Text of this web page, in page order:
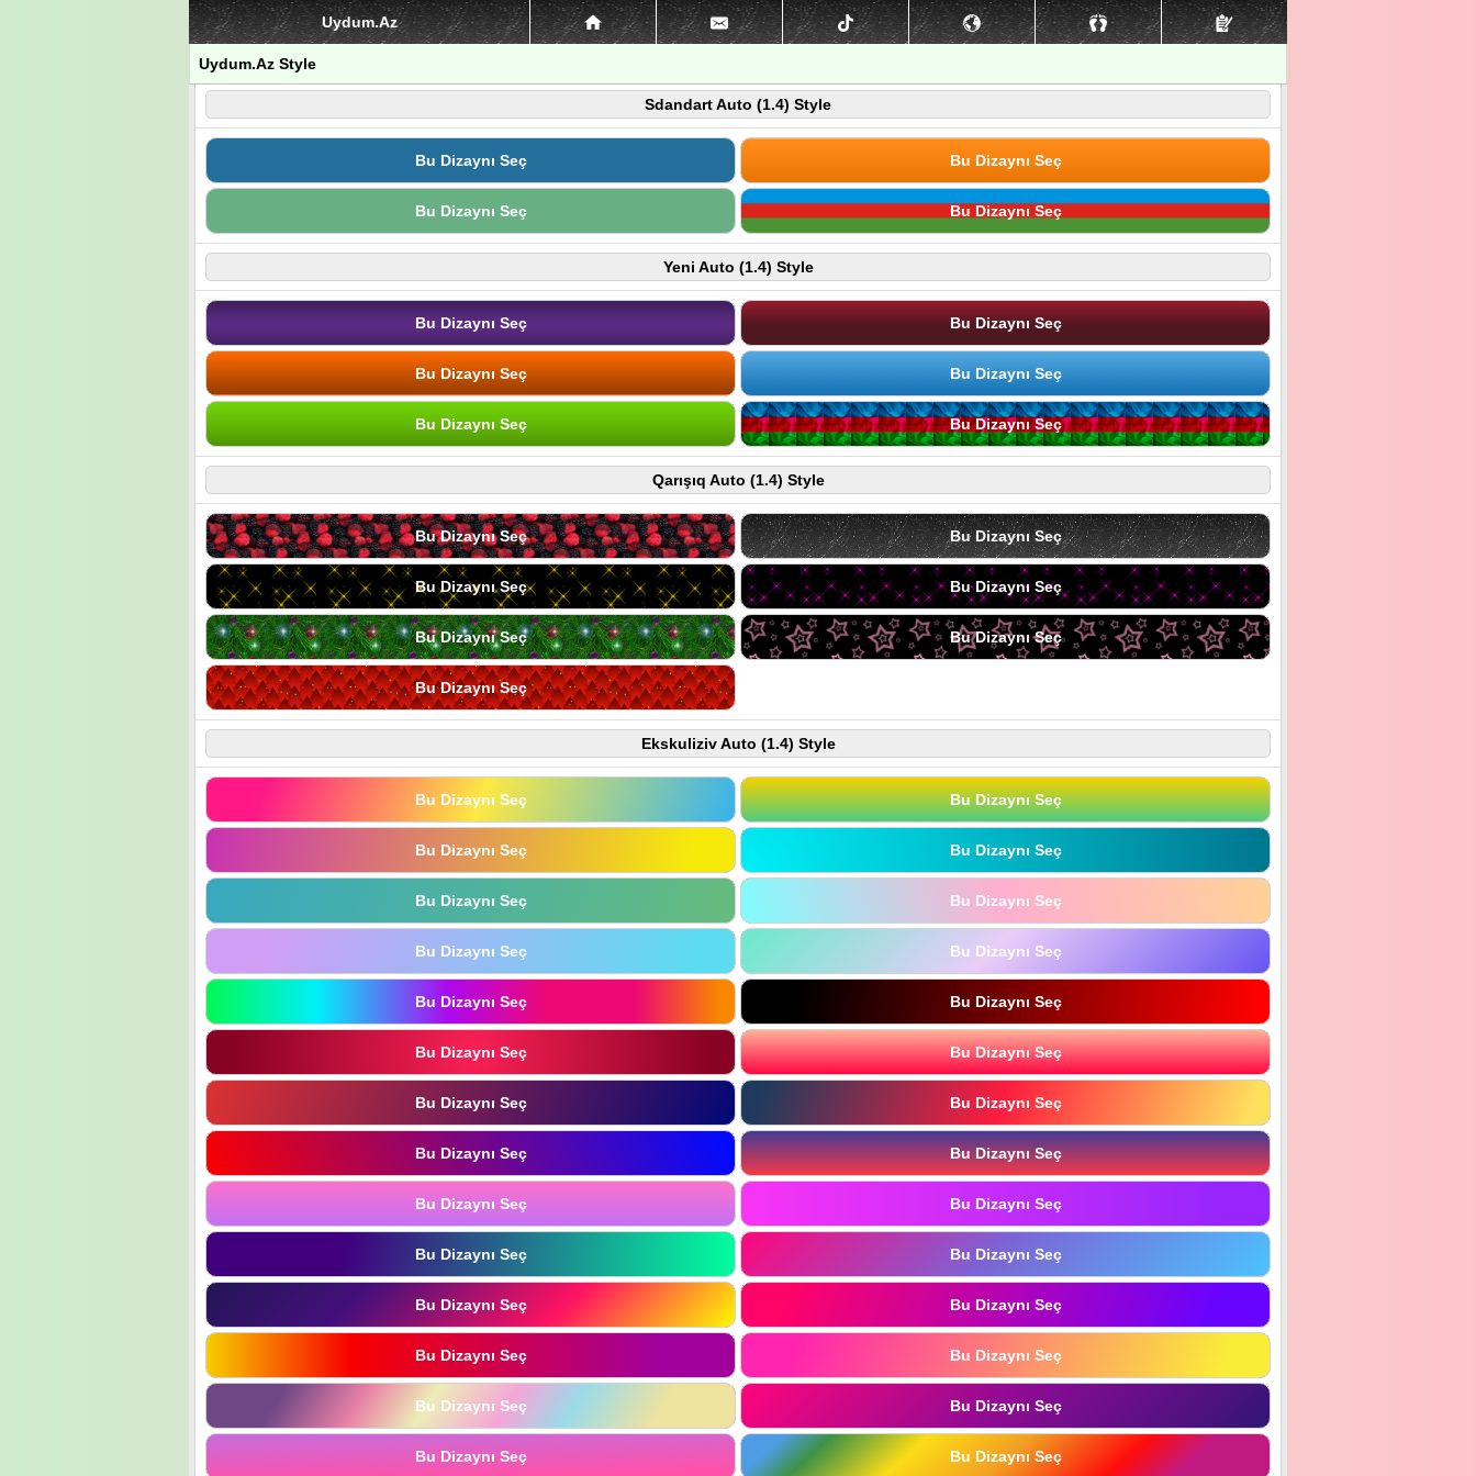
Uydum.Az
Uydum.Az Style
Sdandart Auto (1.4) Style
Bu Dizaynı Seç Bu Dizaynı Seç
Bu Dizaynı Seç Bu Dizaynı Seç
Yeni Auto (1.4) Style
Bu Dizaynı Seç Bu Dizaynı Seç
Bu Dizaynı Seç Bu Dizaynı Seç
Bu Dizaynı Seç Bu Dizaynı Seç
Qarışıq Auto (1.4) Style
Bu Dizaynı Seç Bu Dizaynı Seç
Bu Dizaynı Seç Bu Dizaynı Seç
Bu Dizaynı Seç Bu Dizaynı Seç
Bu Dizaynı Seç
Ekskuliziv Auto (1.4) Style
Bu Dizaynı Seç Bu Dizaynı Seç
Bu Dizaynı Seç Bu Dizaynı Seç
Bu Dizaynı Seç Bu Dizaynı Seç
Bu Dizaynı Seç Bu Dizaynı Seç
Bu Dizaynı Seç Bu Dizaynı Seç
Bu Dizaynı Seç Bu Dizaynı Seç
Bu Dizaynı Seç Bu Dizaynı Seç
Bu Dizaynı Seç Bu Dizaynı Seç
Bu Dizaynı Seç Bu Dizaynı Seç
Bu Dizaynı Seç Bu Dizaynı Seç
Bu Dizaynı Seç Bu Dizaynı Seç
Bu Dizaynı Seç Bu Dizaynı Seç
Bu Dizaynı Seç Bu Dizaynı Seç
Bu Dizaynı Seç Bu Dizaynı Seç